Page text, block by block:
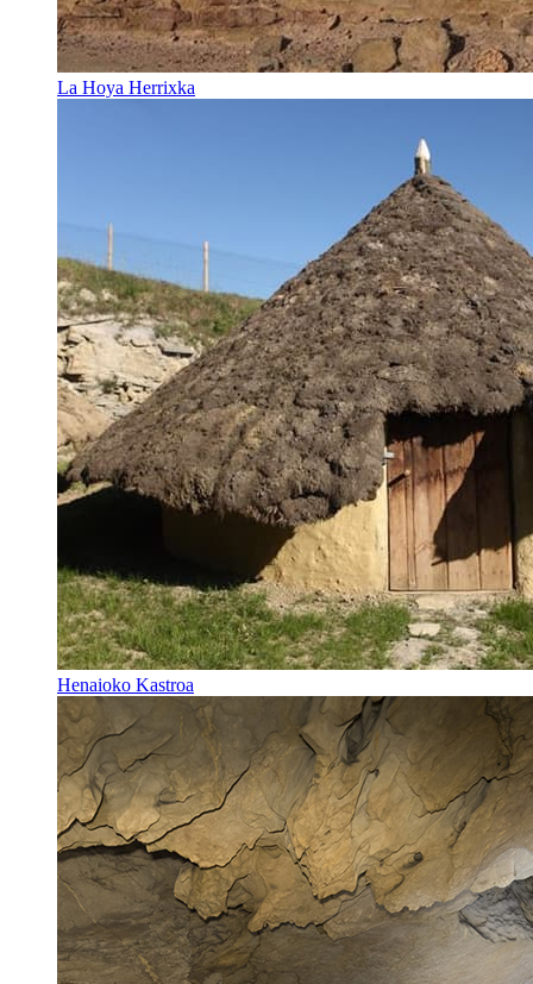
La Hoya Herrixka
Henaioko Kastroa